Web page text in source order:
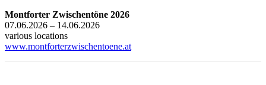
Montforter Zwischentöne 2026
07.06.2026 – 14.06.2026
various locations
www.montforterzwischentoene.at